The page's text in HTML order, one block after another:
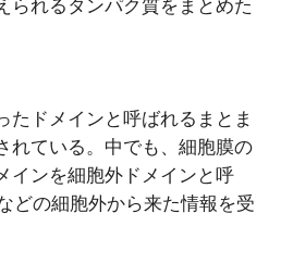
られるタンパク質をまとめた
たドメインと呼ばれるまとま
れている。中でも、細胞膜の
インを細胞外ドメインと呼
どの細胞外から来た情報を受